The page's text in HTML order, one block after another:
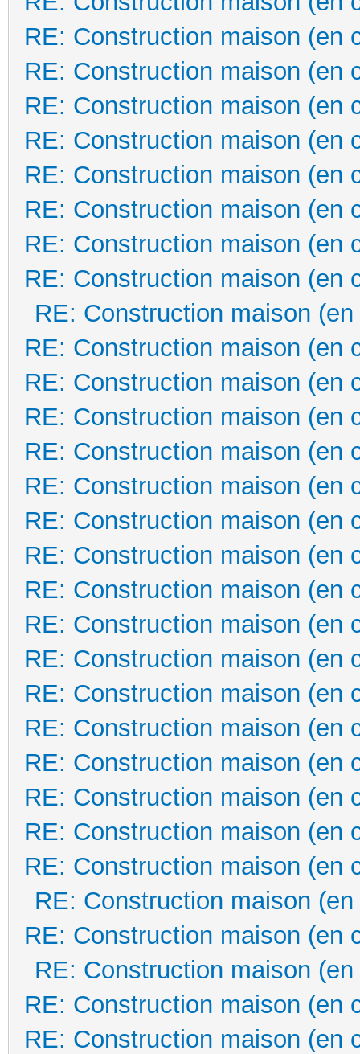
RE: Construction maison (en
RE: Construction maison (en
RE: Construction maison (en
RE: Construction maison (en
RE: Construction maison (en
RE: Construction maison (en
RE: Construction maison (en
RE: Construction maison (en
RE: Construction maison
RE: Construction maison (en
RE: Construction maison (en
RE: Construction maison (en
RE: Construction maison (en
RE: Construction maison (en
RE: Construction maison (en
RE: Construction maison (en
RE: Construction maison (en
RE: Construction maison (en
RE: Construction maison (en
RE: Construction maison (en
RE: Construction maison (en
RE: Construction maison (en
RE: Construction maison (en
RE: Construction maison (en
RE: Construction maison (en
RE: Construction maison
RE: Construction maison (en
RE: Construction maison
RE: Construction maison (en
RE: Construction maison (en